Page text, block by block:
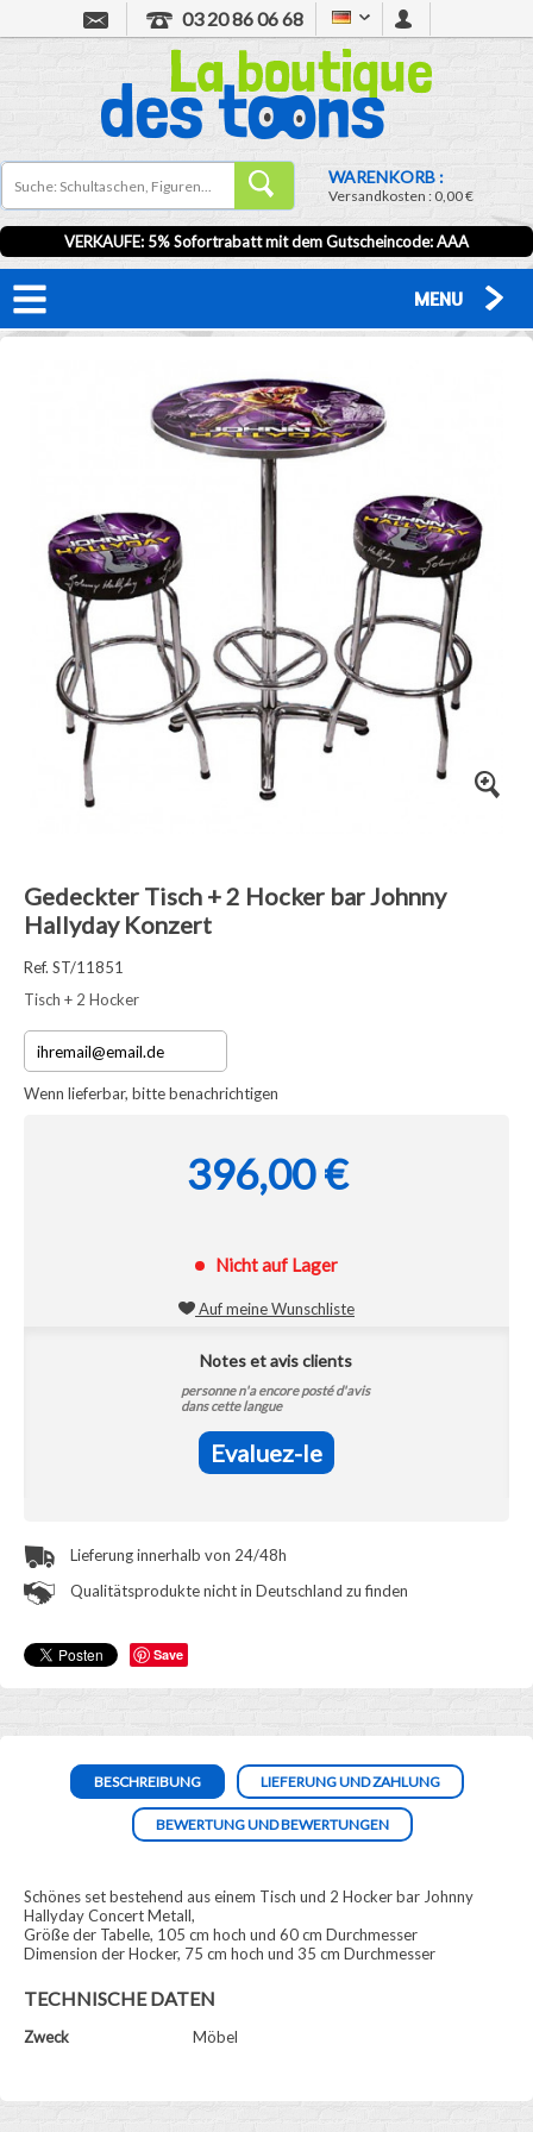
03 20 86 06 68
WARENKORB :
Versandkosten :0,00 €
VERKAUFE: 5% Sofortrabatt mit dem Gutscheincode:AAA
MENU
Save
Gedeckter Tisch + 2 Hocker bar Johnny
Hallyday Konzert
Ref. ST/11851
Tisch + 2 Hocker
Wenn lieferbar, bitte benachrichtigen
396,00 €
Nicht auf Lager
Auf meine Wunschliste
Notes et avis clients
personne n'a encore posté d'avis
dans cette langue
Evaluez-le
Lieferung innerhalb von 24/48h
Qualitätsprodukte nicht in Deutschland zu finden
BESCHREIBUNG LIEFERUNG UND ZAHLUNG
BEWERTUNG UND BEWERTUNGEN
Schönes set bestehend aus einem Tisch und 2 Hocker bar Johnny
Hallyday Concert Metall,
Größe der Tabelle, 105 cm hoch und 60 cm Durchmesser
Dimension der Hocker, 75 cm hoch und 35 cm Durchmesser
TECHNISCHE DATEN
Zweck Möbel